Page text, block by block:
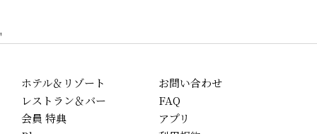
'
ホテル＆リゾート
レストラン＆バー
会員 特典
お問い合わせ
FAQ
アプリ